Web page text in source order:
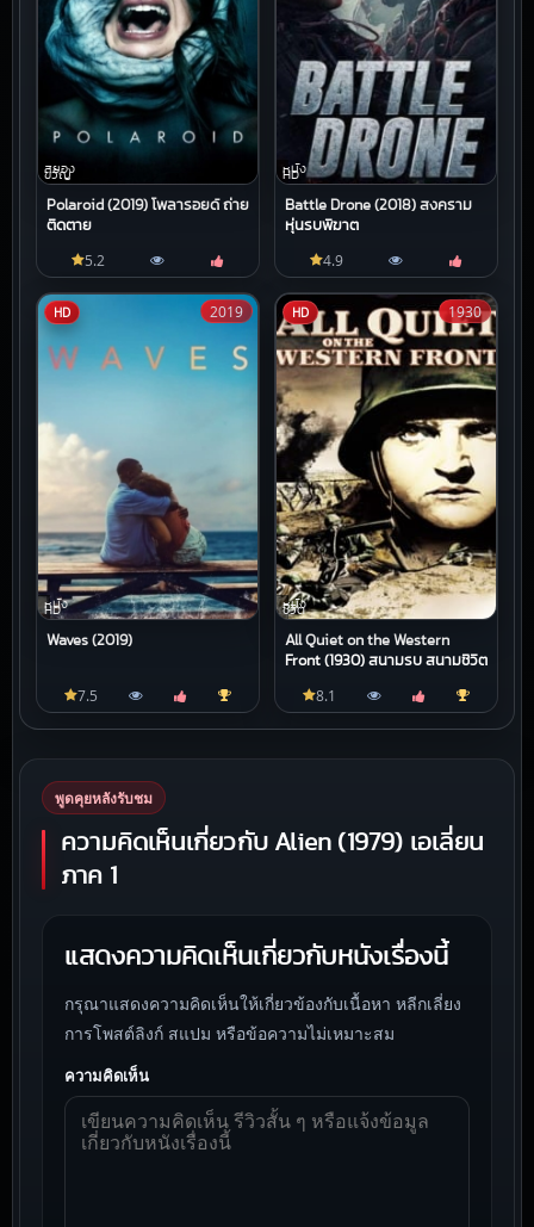
สยอง
ขวัญ
Polaroid (2019) โพลารอยด์ ถ่าย
ติดตาย
5.2
หนัง
HD
Battle Drone (2018) สงคราม
หุ่นรบพิฆาต
4.9
HD
หนัง
HD
Waves (2019)
2019
7.5
HD
หนัง
ชีวิต
All Quiet on the Western
Front (1930) สนามรบ สนามชีวิต
1930
8.1
พูดคุยหลังรับชม
ความคิดเห็นเกี่ยวกับ Alien (1979) เอเลี่ยน
ภาค 1
แสดงความคิดเห็นเกี่ยวกับหนังเรื่องนี้
กรุณาแสดงความคิดเห็นให้เกี่ยวข้องกับเนื้อหา หลีกเลี่ยง
การโพสต์ลิงก์ สแปม หรือข้อความไม่เหมาะสม
ความคิดเห็น